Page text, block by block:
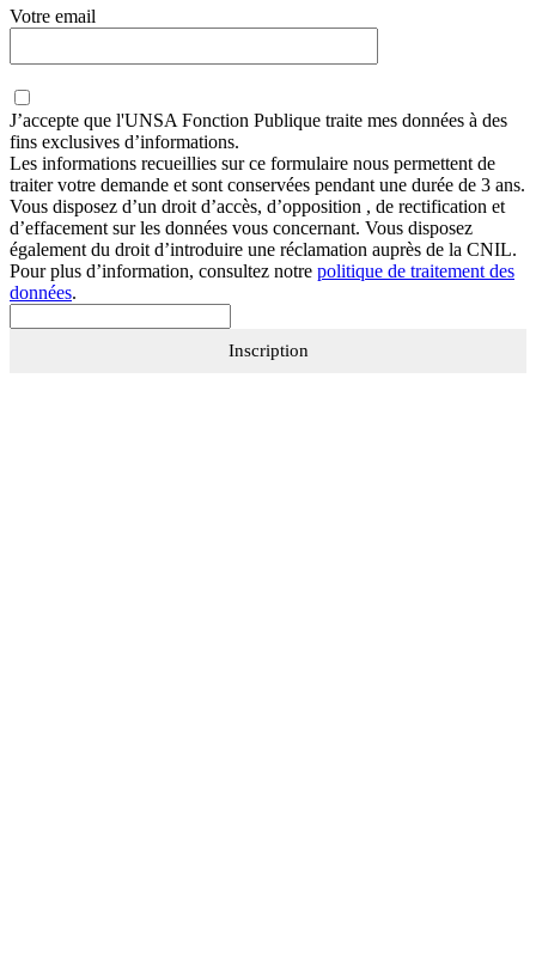
Votre email
J’accepte que l'UNSA Fonction Publique traite mes données à des
fins exclusives d’informations.
Les informations recueillies sur ce formulaire nous permettent de
traiter votre demande et sont conservées pendant une durée de 3 ans.
Vous disposez d’un droit d’accès, d’opposition , de rectification et
d’effacement sur les données vous concernant. Vous disposez
également du droit d’introduire une réclamation auprès de la CNIL.
Pour plus d’information, consultez notre politique de traitement des
données.
Inscription